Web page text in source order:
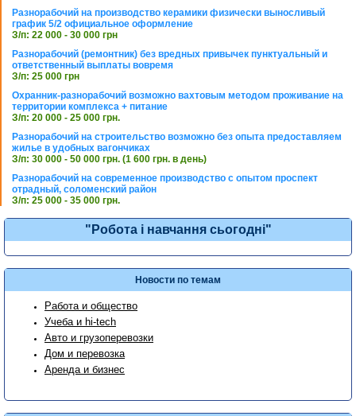
Разнорабочий на производство керамики физически выносливый
график 5/2 официальное оформление
З/п: 22 000 - 30 000 грн
Разнорабочий (ремонтник) без вредных привычек пунктуальный и
ответственный выплаты вовремя
З/п: 25 000 грн
Охранник-разнорабочий возможно вахтовым методом проживание на
территории комплекса + питание
З/п: 20 000 - 25 000 грн.
Разнорабочий на строительство возможно без опыта предоставляем
жилье в удобных вагончиках
З/п: 30 000 - 50 000 грн. (1 600 грн. в день)
Разнорабочий на современное производство с опытом проспект
отрадный, соломенский район
З/п: 25 000 - 35 000 грн.
"Робота і навчання сьогодні"
Новости по темам
Работа и общество
Учеба и hi-tech
Авто и грузоперевозки
Дом и перевозка
Аренда и бизнес